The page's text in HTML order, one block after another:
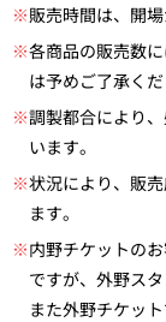
※販売時間は、開
※各商品の販売数
は予めご了承くだ
※調製都合により
います。
※状況により、販
ます。
※内野チケットの
ですが、外野ス
また外野チケッ